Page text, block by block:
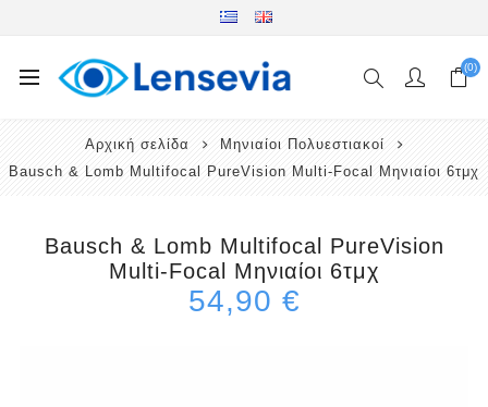
(0)
Αρχική σελίδα
Μηνιαίοι Πολυεστιακοί
Bausch & Lomb Multifocal PureVision Multi-Focal Μηνιαίοι 6τμχ
Bausch & Lomb Multifocal PureVision
Multi-Focal Μηνιαίοι 6τμχ
54,90 €